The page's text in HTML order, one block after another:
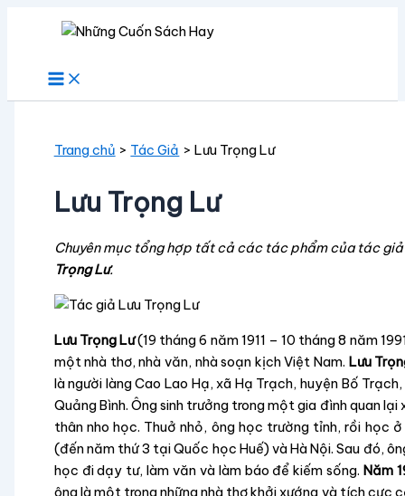
Trang chủ Tác Giả Lưu Trọng Lư
Lưu Trọng Lư
Chuyên mục tổng hợp tất cả các tác phẩm của tác giả
Trọng Lư.
Lưu Trọng Lư(19 tháng 6 năm 1911 – 10 tháng 8 năm
một nhà thơ, nhà văn, nhà soạn kịch Việt Nam. Lưu
là người làng Cao Lao Hạ, xã Hạ Trạch, huyện Bố
Quảng Bình. Ông sinh trưởng trong một gia đình quan lại
thân nho học. Thuở nhỏ, ông học trường tỉnh, rồi học ở
(đến năm thứ 3 tại Quốc học Huế) và Hà Nội. Sau đó,
học đi dạy tư, làm văn và làm báo để kiếm sống.Năm
ông là một trong những nhà thơ khởi xướng và tích cực